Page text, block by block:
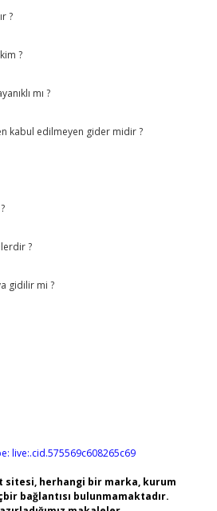
?
?
mı ?
kabul edilmeyen gider midir ?
?
gidilir mi ?
live:.cid.575569c608265c69
sitesi, herhangi bir marka, kurum
bağlantısı bulunmamaktadır.